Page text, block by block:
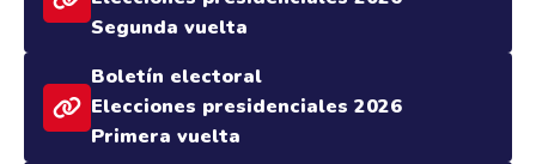
Segunda vuelta
Boletín electoral
Elecciones presidenciales 2026
Primera vuelta